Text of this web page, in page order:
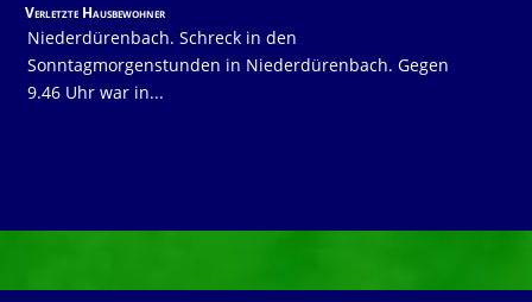
Verletzte Hausbewohner
Niederdürenbach. Schreck in den
Sonntagmorgenstunden in Niederdürenbach. Gegen
9.46 Uhr war in...